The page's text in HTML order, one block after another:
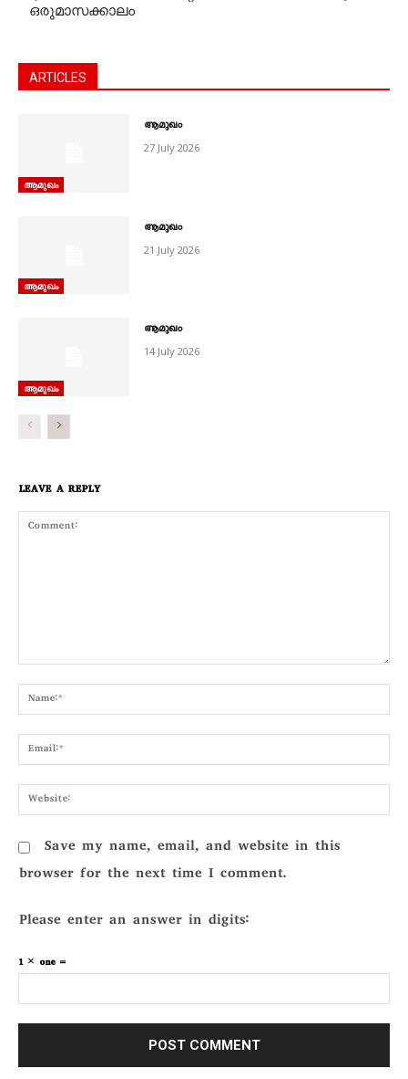
ഒരുമാസക്കാലം
ARTICLES
ആമുഖം
ആമുഖം
27 July 2026
ആമുഖം
ആമുഖം
21 July 2026
ആമുഖം
ആമുഖം
14 July 2026
LEAVE A REPLY
Save my name, email, and website in this
browser for the next time I comment.
Please enter an answer in digits:
1 × one =